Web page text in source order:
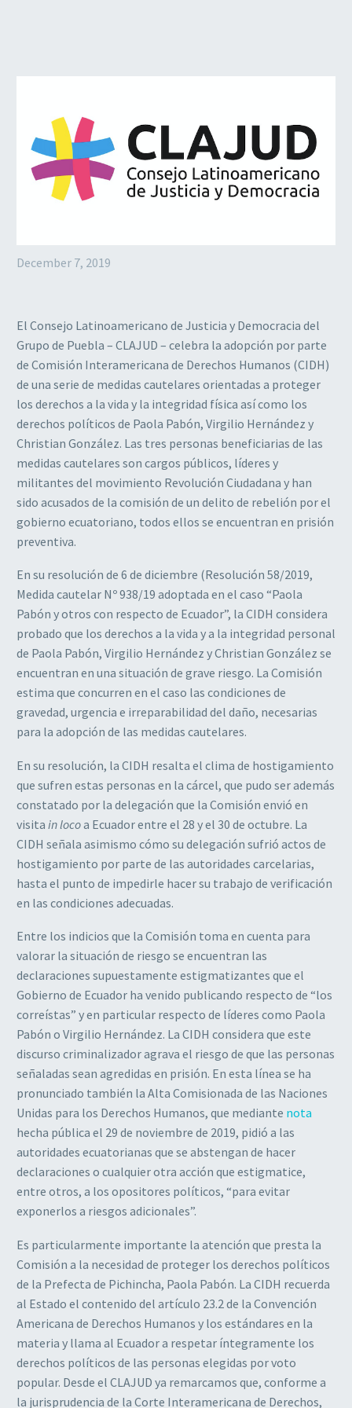
December 7, 2019
El Consejo Latinoamericano de Justicia y Democracia del
Grupo de Puebla – CLAJUD – celebra la adopción por parte
de Comisión Interamericana de Derechos Humanos (CIDH)
de una serie de medidas cautelares orientadas a proteger
los derechos a la vida y la integridad física así como los
derechos políticos de Paola Pabón, Virgilio Hernández y
Christian González. Las tres personas beneficiarias de las
medidas cautelares son cargos públicos, líderes y
militantes del movimiento Revolución Ciudadana y han
sido acusados de la comisión de un delito de rebelión por el
gobierno ecuatoriano, todos ellos se encuentran en prisión
preventiva.
En su resolución de 6 de diciembre (Resolución 58/2019,
Medida cautelar Nº 938/19 adoptada en el caso “Paola
Pabón y otros con respecto de Ecuador”, la CIDH considera
probado que los derechos a la vida y a la integridad personal
de Paola Pabón, Virgilio Hernández y Christian González se
encuentran en una situación de grave riesgo. La Comisión
estima que concurren en el caso las condiciones de
gravedad, urgencia e irreparabilidad del daño, necesarias
para la adopción de las medidas cautelares.
En su resolución, la CIDH resalta el clima de hostigamiento
que sufren estas personas en la cárcel, que pudo ser además
constatado por la delegación que la Comisión envió en
visita in locoa Ecuador entre el 28 y el 30 de octubre. La
CIDH señala asimismo cómo su delegación sufrió actos de
hostigamiento por parte de las autoridades carcelarias,
hasta el punto de impedirle hacer su trabajo de verificación
en las condiciones adecuadas.
Entre los indicios que la Comisión toma en cuenta para
valorar la situación de riesgo se encuentran las
declaraciones supuestamente estigmatizantes que el
Gobierno de Ecuador ha venido publicando respecto de “los
correístas” y en particular respecto de líderes como Paola
Pabón o Virgilio Hernández. La CIDH considera que este
discurso criminalizador agrava el riesgo de que las personas
señaladas sean agredidas en prisión. En esta línea se ha
pronunciado también la Alta Comisionada de las Naciones
Unidas para los Derechos Humanos, que mediante nota
hecha pública el 29 de noviembre de 2019, pidió a las
autoridades ecuatorianas que se abstengan de hacer
declaraciones o cualquier otra acción que estigmatice,
entre otros, a los opositores políticos, “para evitar
exponerlos a riesgos adicionales”.
Es particularmente importante la atención que presta la
Comisión a la necesidad de proteger los derechos políticos
de la Prefecta de Pichincha, Paola Pabón. La CIDH recuerda
al Estado el contenido del artículo 23.2 de la Convención
Americana de Derechos Humanos y los estándares en la
materia y llama al Ecuador a respetar íntegramente los
derechos políticos de las personas elegidas por voto
popular. Desde el CLAJUD ya remarcamos que, conforme a
la jurisprudencia de la Corte Interamericana de Derechos,